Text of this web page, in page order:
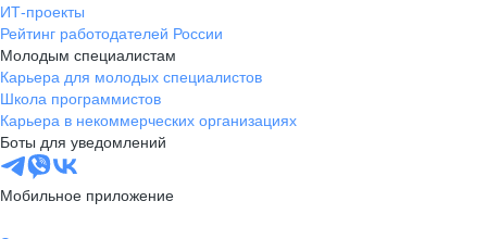
ИТ-проекты
Рейтинг работодателей России
Молодым специалистам
Карьера для молодых специалистов
Школа программистов
Карьера в некоммерческих организациях
Боты для уведомлений
Мобильное приложение